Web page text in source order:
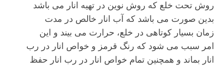
روش تحت خلع که روش نوین در تهیه انار می باشد
بدین صورت می باشد که آب انار خالص در مدت
زمان بسیار کوتاهی در خلع، حرارت می بیند و این
امر سبب می شود که رنگ قرمز و خواص انار در رب
انار بماند و همچنین تمام خواص انار در رب انار حفظ